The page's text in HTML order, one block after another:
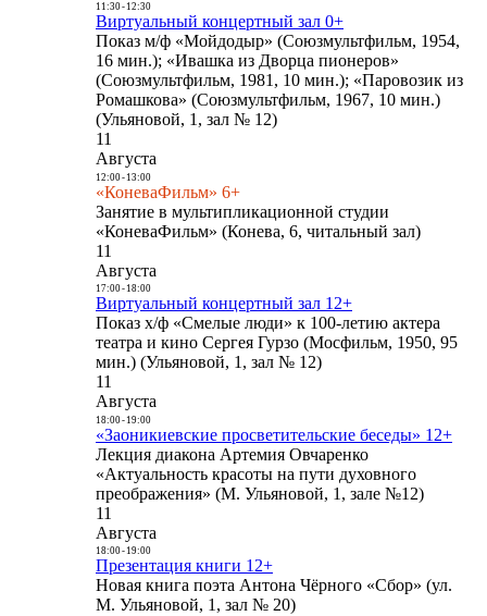
11:30- 12:30
Виртуальный концертный зал 0+
Показ м/ф «Мойдодыр» (Союзмультфильм, 1954,
16 мин.); «Ивашка из Дворца пионеров»
(Союзмультфильм, 1981, 10 мин.); «Паровозик из
Ромашкова» (Союзмультфильм, 1967, 10 мин.)
(Ульяновой, 1, зал № 12)
11
Августа
12:00- 13:00
«КоневаФильм» 6+
Занятие в мультипликационной студии
«КоневаФильм» (Конева, 6, читальный зал)
11
Августа
17:00- 18:00
Виртуальный концертный зал 12+
Показ х/ф «Смелые люди» к 100-летию актера
театра и кино Сергея Гурзо (Мосфильм, 1950, 95
мин.) (Ульяновой, 1, зал № 12)
11
Августа
18:00- 19:00
«Заоникиевские просветительские беседы» 12+
Лекция диакона Артемия Овчаренко
«Актуальность красоты на пути духовного
преображения» (М. Ульяновой, 1, зале №12)
11
Августа
18:00- 19:00
Презентация книги 12+
Новая книга поэта Антона Чёрного «Сбор» (ул.
М. Ульяновой, 1, зал № 20)